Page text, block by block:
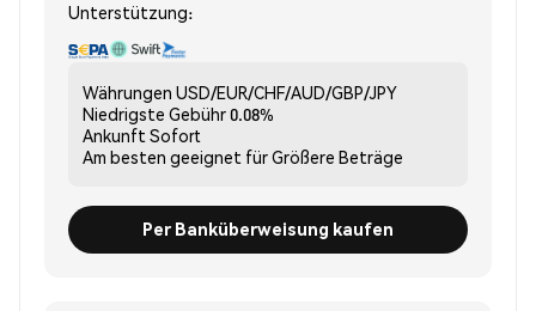
Unterstützung:
Währungen USD/EUR/CHF/AUD/GBP/JPY
Niedrigste Gebühr0.08%
Ankunft Sofort
Am besten geeignet fürGrößere Beträge
Per Banküberweisung kaufen